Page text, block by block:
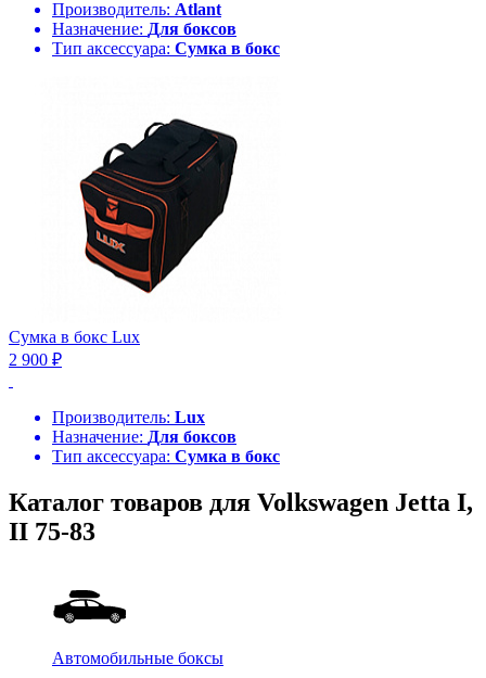
Производитель: Atlant
Назначение: Для боксов
Тип аксессуара: Сумка в бокс
Сумка в бокс Lux
2 900 ₽
Производитель: Lux
Назначение: Для боксов
Тип аксессуара: Сумка в бокс
Каталог товаров для Volkswagen Jetta I,
II 75-83
Автомобильные боксы